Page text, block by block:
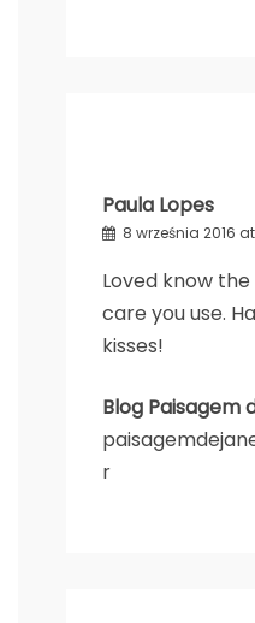
Paula Lopes
8 września 2016 at
Loved know
care you use.
kisses!
Blog Paisagem
r